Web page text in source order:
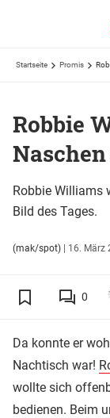
Startseite Promis
Robbie
Robbie Williams
Bild des Tages.
(mak/spot) | 16. März
0
Da konnte er
Nachtisch war!
wollte sich
bedienen. Beim